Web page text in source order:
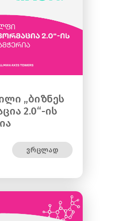
„ბიზნეს
2.0“-ის
ვრცლად